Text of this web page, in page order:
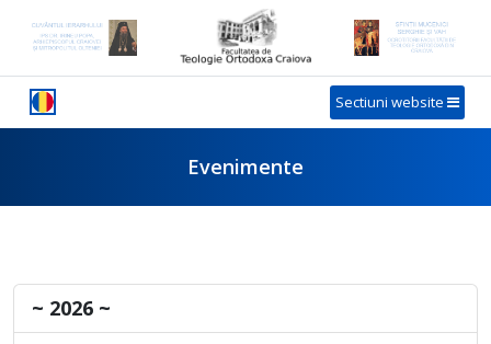
Sectiuni website
Evenimente
~ 2026 ~